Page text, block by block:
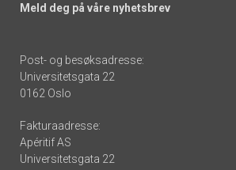
Meld deg på våre nyhetsbrev
Post- og besøksadresse:
Universitetsgata 22
0162 Oslo
Fakturaadresse:
Apéritif AS
Universitetsgata 22